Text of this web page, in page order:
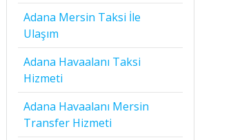
Adana Mersin Taksi İle
Ulaşım
Adana Havaalanı Taksi
Hizmeti
Adana Havaalanı Mersin
Transfer Hizmeti